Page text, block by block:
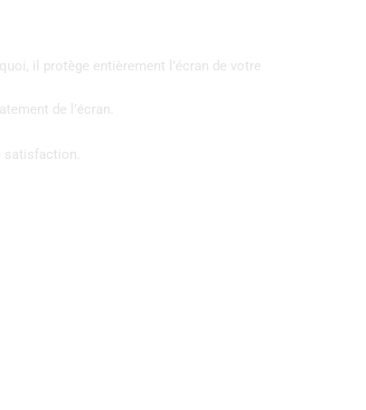
il protège entièrement l’écran de votre
de l’écran.
satisfaction.